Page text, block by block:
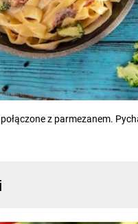
z parmezanem.